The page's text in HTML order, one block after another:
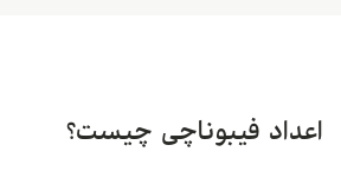
اعداد فیبوناچی چیست؟